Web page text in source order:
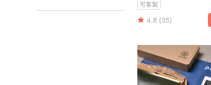
可客製
4.8 (35)